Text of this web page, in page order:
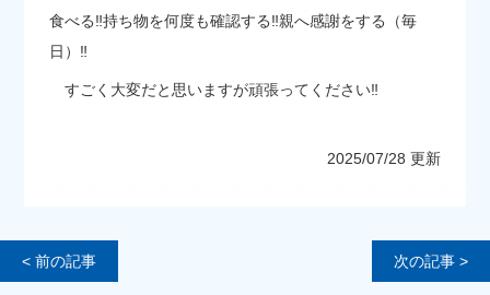
食べる‼持ち物を何度も確認する‼親へ感謝をする（毎
日）‼
すごく大変だと思いますが頑張ってください‼
2025/07/28 更新
< 前の記事 次の記事 >